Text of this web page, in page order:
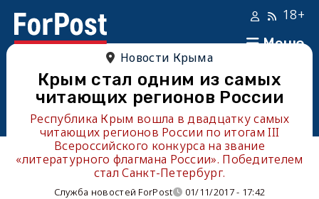
Меню
18+
Новости Крыма
Крым стал одним из самых
читающих регионов России
Республика Крым вошла в двадцатку самых
читающих регионов России по итогам III
Всероссийского конкурса на звание
«литературного флагмана России». Победителем
стал Санкт-Петербург.
Служба новостей ForPost 01/11/2017 - 17:42